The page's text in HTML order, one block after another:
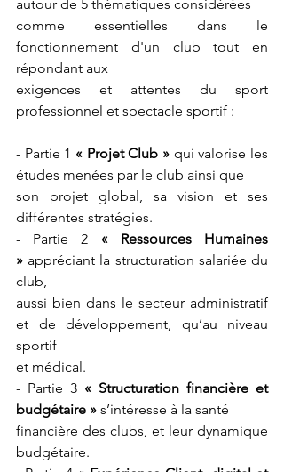
autour de 5 thématiques considérées
comme essentielles dans le
fonctionnement d'un club tout en
répondant aux
exigences et attentes du sport
professionnel et spectacle sportif :
- Partie 1 « Projet Club » qui valorise les
études menées par le club ainsi que
son projet global, sa vision et ses
différentes stratégies.
- Partie 2 « Ressources Humaines
» appréciant la structuration salariée du
club,
aussi bien dans le secteur administratif
et de développement, qu’au niveau
sportif
et médical.
- Partie 3 « Structuration financière et
budgétaire » s’intéresse à la santé
financière des clubs, et leur dynamique
budgétaire.